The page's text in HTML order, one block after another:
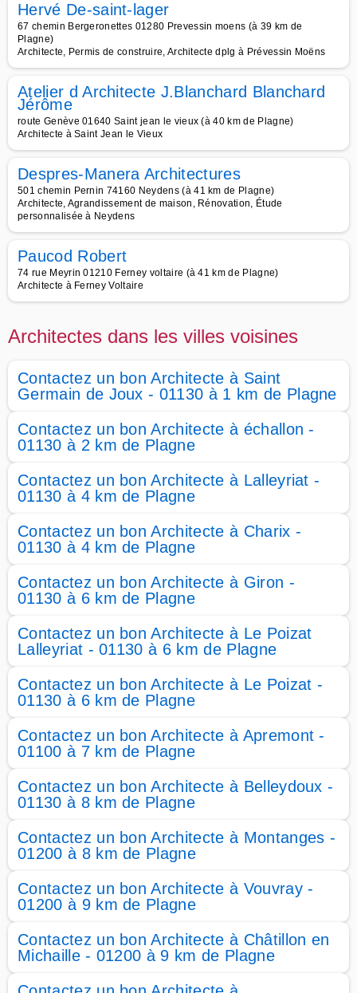
Hervé De-saint-lager
67 chemin Bergeronettes 01280 Prevessin moens (à 39 km de
Plagne)
Architecte, Permis de construire, Architecte dplg à Prévessin Moëns
Atelier d Architecte J.Blanchard Blanchard
Jérôme
route Genève 01640 Saint jean le vieux (à 40 km de Plagne)
Architecte à Saint Jean le Vieux
Despres-Manera Architectures
501 chemin Pernin 74160 Neydens (à 41 km de Plagne)
Architecte, Agrandissement de maison, Rénovation, Étude
personnalisée à Neydens
Paucod Robert
74 rue Meyrin 01210 Ferney voltaire (à 41 km de Plagne)
Architecte à Ferney Voltaire
Architectes dans les villes voisines
Contactez un bon Architecte à Saint
Germain de Joux - 01130 à 1 km de Plagne
Contactez un bon Architecte à échallon -
01130 à 2 km de Plagne
Contactez un bon Architecte à Lalleyriat -
01130 à 4 km de Plagne
Contactez un bon Architecte à Charix -
01130 à 4 km de Plagne
Contactez un bon Architecte à Giron -
01130 à 6 km de Plagne
Contactez un bon Architecte à Le Poizat
Lalleyriat - 01130 à 6 km de Plagne
Contactez un bon Architecte à Le Poizat -
01130 à 6 km de Plagne
Contactez un bon Architecte à Apremont -
01100 à 7 km de Plagne
Contactez un bon Architecte à Belleydoux -
01130 à 8 km de Plagne
Contactez un bon Architecte à Montanges -
01200 à 8 km de Plagne
Contactez un bon Architecte à Vouvray -
01200 à 9 km de Plagne
Contactez un bon Architecte à Châtillon en
Michaille - 01200 à 9 km de Plagne